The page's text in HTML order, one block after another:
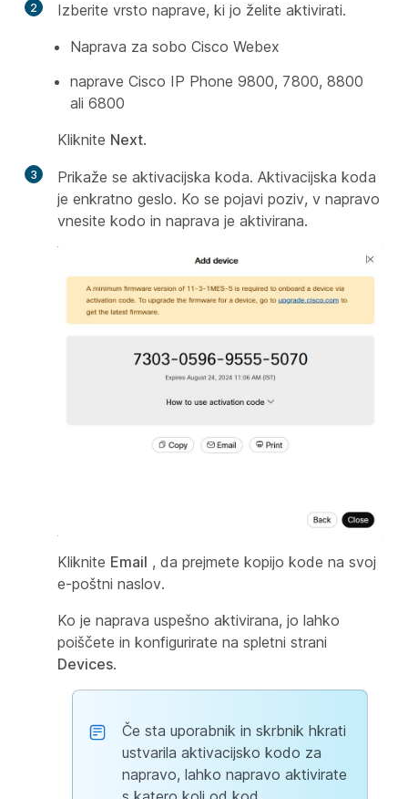
2
Izberite vrsto naprave, ki jo želite aktivirati.
Naprava za sobo Cisco Webex
naprave Cisco IP Phone 9800, 7800, 8800
ali 6800
Kliknite Next.
3
Prikaže se aktivacijska koda. Aktivacijska koda
je enkratno geslo. Ko se pojavi poziv, v napravo
vnesite kodo in naprava je aktivirana.
Kliknite Email , da prejmete kopijo kode na svoj
e-poštni naslov.
Ko je naprava uspešno aktivirana, jo lahko
poiščete in konfigurirate na spletni strani
Devices.
Če sta uporabnik in skrbnik hkrati
ustvarila aktivacijsko kodo za
napravo, lahko napravo aktivirate